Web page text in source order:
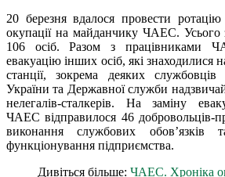
20 березня вдалося провести
окупації на майданчику ЧАЕС. Усього
106 осіб. Разом з працівниками
евакуацію інших осіб, які знаходилися
станції, зокрема деяких службовців
України та Державної служби
нелегалів-сталкерів. На заміну
ЧАЕС відправилося 46 добровольців-
виконання службових обовʼязків
функціонування підприємства.
Дивіться більше: ЧАЕС. Хроніка